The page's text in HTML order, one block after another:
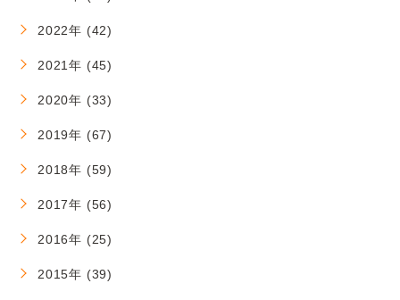
2022年 (42)
2021年 (45)
2020年 (33)
2019年 (67)
2018年 (59)
2017年 (56)
2016年 (25)
2015年 (39)